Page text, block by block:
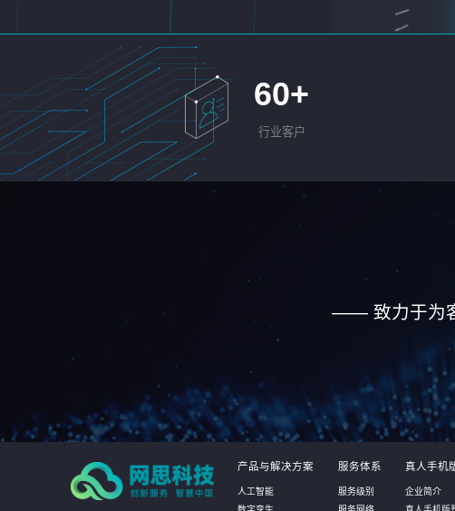
60+
行业客户
—— 致力于为
产品与解决方案
人工智能
服务体系
服务级别
真人手机
企业简介